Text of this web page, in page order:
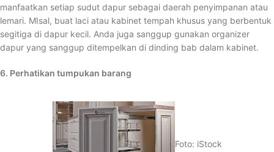
manfaatkan setiap sudut dapur sebagai daerah penyimpanan atau
lemari. MIsal, buat laci atau kabinet tempah khusus yang berbentuk
segitiga di dapur kecil. Anda juga sanggup gunakan organizer
dapur yang sanggup ditempelkan di dinding bab dalam kabinet.
6. Perhatikan tumpukan barang
Foto: iStock